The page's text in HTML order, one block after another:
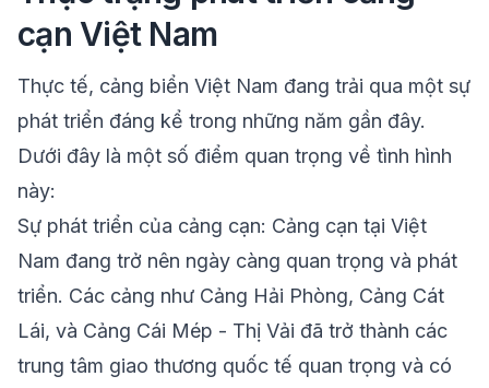
cạn Việt Nam
Thực tế, cảng biển Việt Nam đang trải qua một sự
phát triển đáng kể trong những năm gần đây.
Dưới đây là một số điểm quan trọng về tình hình
này:
Sự phát triển của cảng cạn: Cảng cạn tại Việt
Nam đang trở nên ngày càng quan trọng và phát
triển. Các cảng như Cảng Hải Phòng, Cảng Cát
Lái, và Cảng Cái Mép - Thị Vải đã trở thành các
trung tâm giao thương quốc tế quan trọng và có